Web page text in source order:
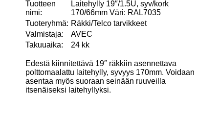
Tuotteen
nimi:
Laitehylly 19″/1.5U, syv/kork
170/66mm Väri: RAL7035
Tuoteryhmä: Räkki/Telco tarvikkeet
Valmistaja:
AVEC
Takuuaika:
24 kk
Edestä kiinnitettävä 19″ räkkiin asennettava
polttomaalattu laitehylly, syvyys 170mm. Voidaan
asentaa myös suoraan seinään ruuveilla
itsenäiseksi laitehyllyksi.